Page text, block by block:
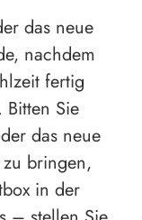
das neue
nachdem
fertig
Bitten Sie
das neue
bringen,
in der